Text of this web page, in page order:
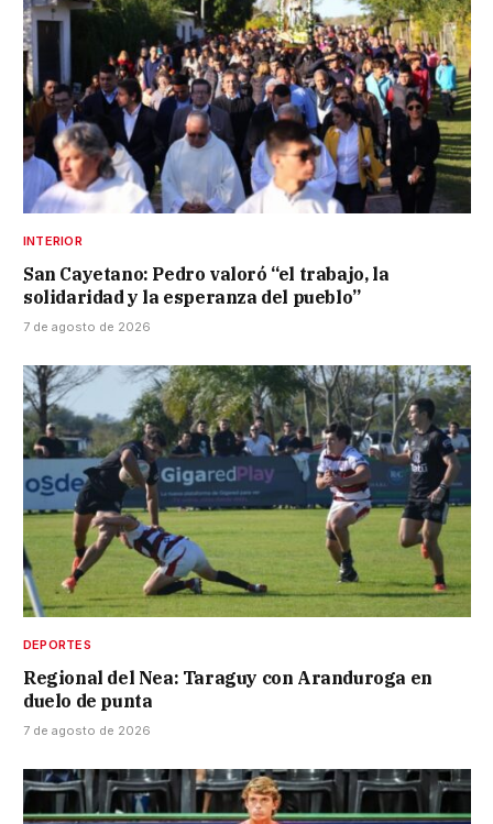
INTERIOR
San Cayetano: Pedro valoró “el trabajo, la
solidaridad y la esperanza del pueblo”
7 de agosto de 2026
DEPORTES
Regional del Nea: Taraguy con Aranduroga en
duelo de punta
7 de agosto de 2026